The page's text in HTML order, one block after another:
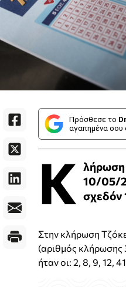
Πρόσθεσε το
αγαπημένα σου
Κ λήρωση
10/05/
σχεδόν
Στην κλήρωση
(αριθμός κλήρωσης
ήταν οι: 2, 8, 9, 12,